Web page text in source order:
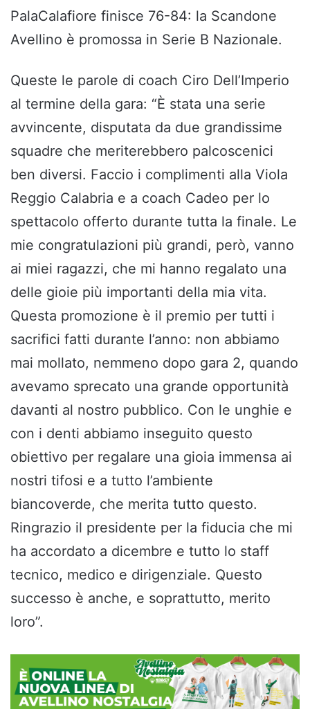
PalaCalafiore finisce 76-84: la Scandone
Avellino è promossa in Serie B Nazionale.
Queste le parole di coach Ciro Dell’Imperio
al termine della gara: “È stata una serie
avvincente, disputata da due grandissime
squadre che meriterebbero palcoscenici
ben diversi. Faccio i complimenti alla Viola
Reggio Calabria e a coach Cadeo per lo
spettacolo offerto durante tutta la finale. Le
mie congratulazioni più grandi, però, vanno
ai miei ragazzi, che mi hanno regalato una
delle gioie più importanti della mia vita.
Questa promozione è il premio per tutti i
sacrifici fatti durante l’anno: non abbiamo
mai mollato, nemmeno dopo gara 2, quando
avevamo sprecato una grande opportunità
davanti al nostro pubblico. Con le unghie e
con i denti abbiamo inseguito questo
obiettivo per regalare una gioia immensa ai
nostri tifosi e a tutto l’ambiente
biancoverde, che merita tutto questo.
Ringrazio il presidente per la fiducia che mi
ha accordato a dicembre e tutto lo staff
tecnico, medico e dirigenziale. Questo
successo è anche, e soprattutto, merito
loro”.